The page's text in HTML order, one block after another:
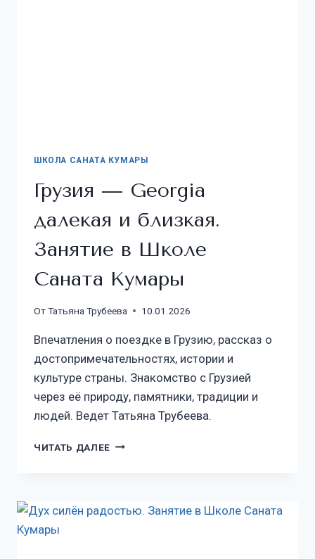
ШКОЛА САНАТА КУМАРЫ
Грузия — Georgia
далекая и близкая.
Занятие в Школе
Саната Кумары
ОтТатьяна Трубеева 10.01.2026
Впечатления о поездке в Грузию, рассказ о
достопримечательностях, истории и
культуре страны. Знакомство с Грузией
через её природу, памятники, традиции и
людей. Ведет Татьяна Трубеева.
ЧИТАТЬ ДАЛЕЕ